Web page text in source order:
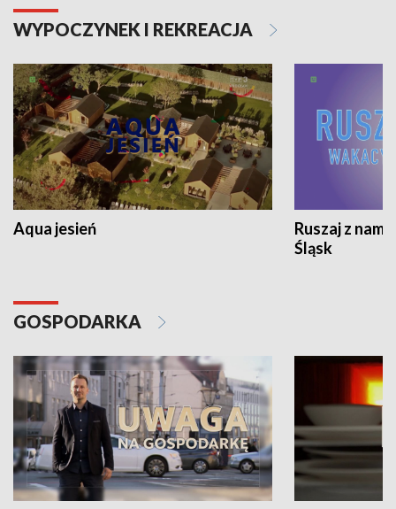
WYPOCZYNEK I REKREACJA
Aqua jesień
Ruszaj z
Śląsk
GOSPODARKA